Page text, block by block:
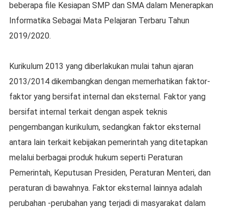
beberapa file Kesiapan SMP dan SMA dalam Menerapkan
Informatika Sebagai Mata Pelajaran Terbaru Tahun
2019/2020.
Kurikulum 2013 yang diberlakukan mulai tahun ajaran
2013/2014 dikembangkan dengan memerhatikan faktor-
faktor yang bersifat internal dan eksternal. Faktor yang
bersifat internal terkait dengan aspek teknis
pengembangan kurikulum, sedangkan faktor eksternal
antara lain terkait kebijakan pemerintah yang ditetapkan
melalui berbagai produk hukum seperti Peraturan
Pemerintah, Keputusan Presiden, Peraturan Menteri, dan
peraturan di bawahnya. Faktor eksternal lainnya adalah
perubahan -perubahan yang terjadi di masyarakat dalam